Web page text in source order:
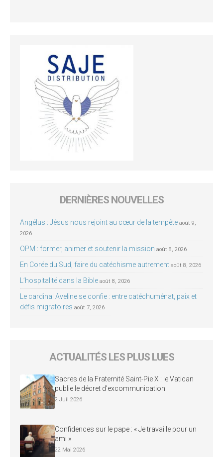
DERNIÈRES NOUVELLES
Angélus : Jésus nous rejoint au cœur de la tempête août 9,
2026
OPM : former, animer et soutenir la mission août 8, 2026
En Corée du Sud, faire du catéchisme autrement août 8, 2026
L’hospitalité dans la Bible août 8, 2026
Le cardinal Aveline se confie : entre catéchuménat, paix et
défis migratoires août 7, 2026
ACTUALITÉS LES PLUS LUES
Sacres de la Fraternité Saint-Pie X : le Vatican
publie le décret d’excommunication
2 Juil 2026
Confidences sur le pape : « Je travaille pour un
ami »
22 Mai 2026